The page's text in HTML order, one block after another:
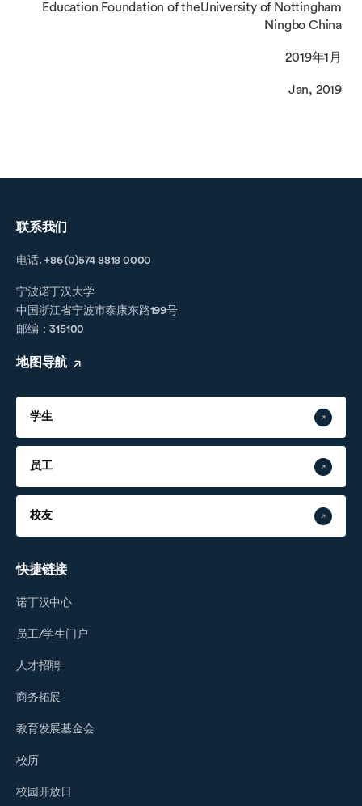
Education Foundation of theUniversity of Nottingham
Ningbo China
2019年1月
Jan, 2019
联系我们
电话. +86 (0)574 8818 0000
宁波诺丁汉大学
中国浙江省宁波市泰康东路199号
邮编：315100
地图导航
学生
员工
校友
快捷链接
诺丁汉中心
员工/学生门户
人才招聘
商务拓展
教育发展基金会
校历
校园开放日